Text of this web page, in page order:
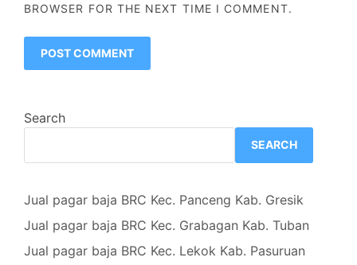
BROWSER FOR THE NEXT TIME I COMMENT.
Search
SEARCH
Jual pagar baja BRC Kec. Panceng Kab. Gresik
Jual pagar baja BRC Kec. Grabagan Kab. Tuban
Jual pagar baja BRC Kec. Lekok Kab. Pasuruan